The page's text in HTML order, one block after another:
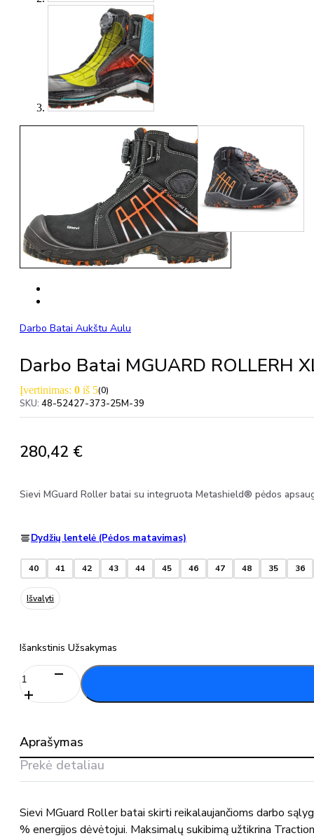
Darbo Batai Aukštu Aulu
Darbo Batai MGUARD ROLLERH
Įvertinimas: 0 iš 5(0)
SKU: 48-52427-373-25M-39
280,42 €
Sievi MGuard Roller batai su integruota Metashield® pėdos
Dydžių lentelė (Pėdos matavimas)
40 41 42 43 44 45 46 47 48 35 36
Išvalyti
Išankstinis Užsakymas
produkto
kiekis:
Darbo
ROLLERH
XL+S3
Aprašymas
Prekė detaliau
Sievi MGuard Roller batai skirti reikalaujančioms darbo
% energijos dėvėtojui. Maksimalų sukibimą užtikrina